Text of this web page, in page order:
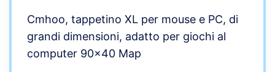
Cmhoo, tappetino XL per mouse e PC, di
grandi dimensioni, adatto per giochi al
computer 90×40 Map